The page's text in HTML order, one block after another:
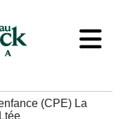
(CPE) La